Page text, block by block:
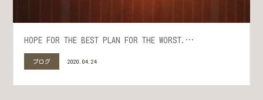
HOPE FOR THE BEST PLAN FOR THE WORST.…
ブログ 2020.04.24